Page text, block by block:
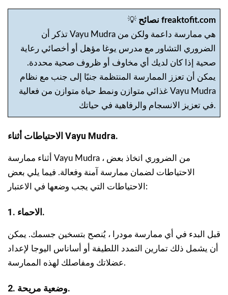
💡
نصائح freaktofit.com
تذكر أن Vayu Mudra هي ممارسة داعمة ولكن من
الضروري التشاور مع مدرس يوغا مؤهل أو أخصائي رعاية
صحية إذا كان لديك أي مخاوف أو ظروف صحية محددة.
يمكن أن تعزز الممارسة المنتظمة جنبًا إلى جنب مع نظام
غذائي متوازن ونمط حياة متوازن من فعالية Vayu Mudra
في تعزيز الانسجام والرفاهية في حياتك.
الاحتياطات أثناء Vayu Mudra.
أثناء ممارسة Vayu Mudra ، من الضروري اتخاذ بعض
الاحتياطات لضمان ممارسة آمنة وفعالة. فيما يلي بعض
الاحتياطات التي يجب وضعها في الاعتبار:
1. الاحماء.
قبل البدء في أي ممارسة مودرا ، يُنصح بتسخين جسمك. يمكن
أن يشمل ذلك تمارين التمدد اللطيفة أو أساناس اليوجا لإعداد
عضلاتك ومفاصلك لهذه الممارسة.
2. وضعية مريحة.